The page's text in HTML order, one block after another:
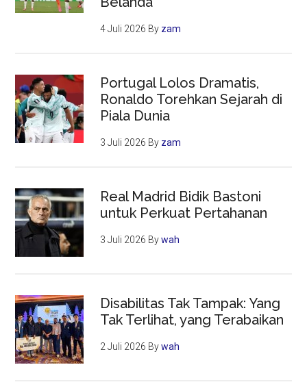
4 Juli 2026 By zam
Portugal Lolos Dramatis,
Ronaldo Torehkan Sejarah di
Piala Dunia
3 Juli 2026 By zam
Real Madrid Bidik Bastoni
untuk Perkuat Pertahanan
3 Juli 2026 Bywah
Disabilitas Tak Tampak: Yang
Tak Terlihat, yang Terabaikan
2 Juli 2026 Bywah